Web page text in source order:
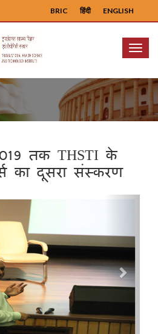
ENGLISH
हिंदी
BRIC
Menu
तक THSTI के
का दूसरा संस्करण